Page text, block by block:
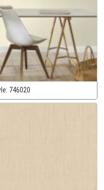
746020